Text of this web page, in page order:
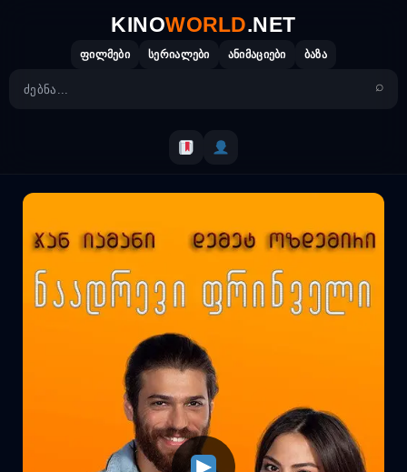
KINOWORLD.NET
ფილმები სერიალები ანიმაციები ბაზა